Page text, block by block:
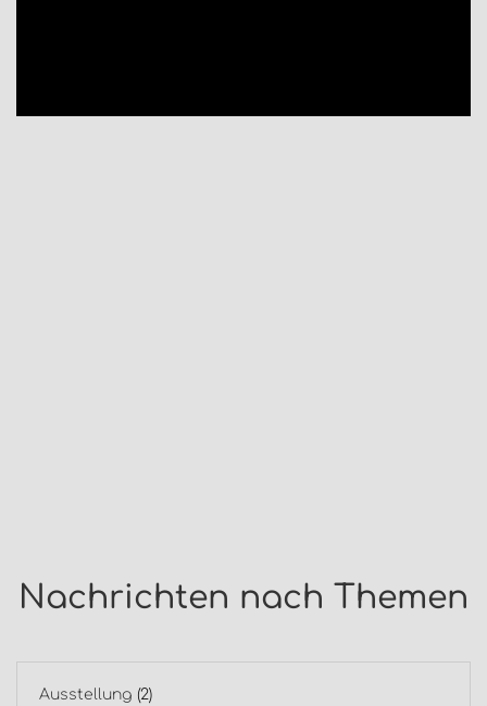
Nachrichten nach Themen
Ausstellung (2)